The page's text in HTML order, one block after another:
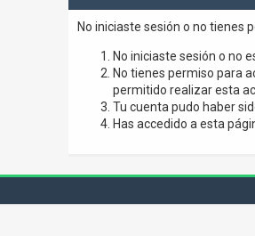
No iniciaste sesión o no tienes
No iniciaste sesión o no
No tienes permiso para
permitido realizar esta
Tu cuenta pudo haber
Has accedido a esta